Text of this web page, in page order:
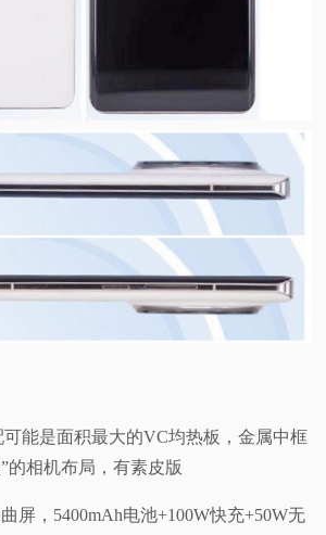
可能是面积最大的VC均热板，金属中框
的相机布局，有素皮版
屏，5400mAh电池+100W快充+50W无